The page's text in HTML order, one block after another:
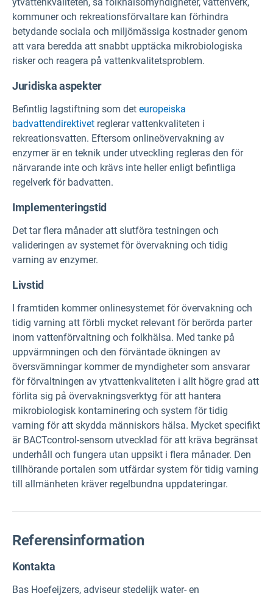
kommuner och rekreationsförvaltare kan förhindra
betydande sociala och miljömässiga kostnader genom
att vara beredda att snabbt upptäcka mikrobiologiska
risker och reagera på vattenkvalitetsproblem.
Juridiska aspekter
Befintlig lagstiftning som det europeiska
badvattendirektivet reglerar vattenkvaliteten i
rekreationsvatten. Eftersom onlineövervakning av
enzymer är en teknik under utveckling regleras den för
närvarande inte och krävs inte heller enligt befintliga
regelverk för badvatten.
Implementeringstid
Det tar flera månader att slutföra testningen och
valideringen av systemet för övervakning och tidig
varning av enzymer.
Livstid
I framtiden kommer onlinesystemet för övervakning och
tidig varning att förbli mycket relevant för berörda parter
inom vattenförvaltning och folkhälsa. Med tanke på
uppvärmningen och den förväntade ökningen av
översvämningar kommer de myndigheter som ansvarar
för förvaltningen av ytvattenkvaliteten i allt högre grad att
förlita sig på övervakningsverktyg för att hantera
mikrobiologisk kontaminering och system för tidig
varning för att skydda människors hälsa. Mycket specifikt
är BACTcontrol-sensorn utvecklad för att kräva begränsat
underhåll och fungera utan uppsikt i flera månader. Den
tillhörande portalen som utfärdar system för tidig varning
till allmänheten kräver regelbundna uppdateringar.
Referensinformation
Kontakta
Bas Hoefeijzers, adviseur stedelijk water- en